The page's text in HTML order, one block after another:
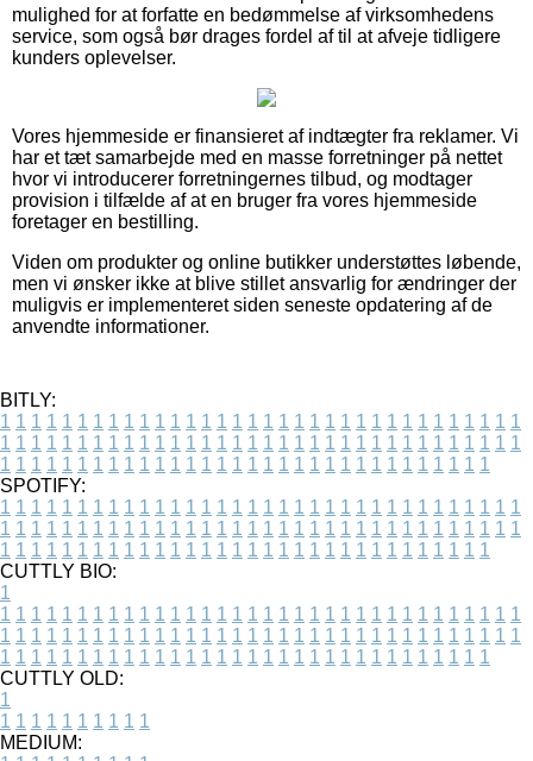
mulighed for at forfatte en bedømmelse af virksomhedens
service, som også bør drages fordel af til at afveje tidligere
kunders oplevelser.
Vores hjemmeside er finansieret af indtægter fra reklamer. Vi
har et tæt samarbejde med en masse forretninger på nettet
hvor vi introducerer forretningernes tilbud, og modtager
provision i tilfælde af at en bruger fra vores hjemmeside
foretager en bestilling.
Viden om produkter og online butikker understøttes løbende,
men vi ønsker ikke at blive stillet ansvarlig for ændringer der
muligvis er implementeret siden seneste opdatering af de
anvendte informationer.
BITLY:
1 1 1 1 1 1 1 1 1 1 1 1 1 1 1 1 1 1 1 1 1 1 1 1 1 1 1 1 1 1 1 1 1 1
1 1 1 1 1 1 1 1 1 1 1 1 1 1 1 1 1 1 1 1 1 1 1 1 1 1 1 1 1 1 1 1 1 1
1 1 1 1 1 1 1 1 1 1 1 1 1 1 1 1 1 1 1 1 1 1 1 1 1 1 1 1 1 1 1 1
SPOTIFY:
1 1 1 1 1 1 1 1 1 1 1 1 1 1 1 1 1 1 1 1 1 1 1 1 1 1 1 1 1 1 1 1 1 1
1 1 1 1 1 1 1 1 1 1 1 1 1 1 1 1 1 1 1 1 1 1 1 1 1 1 1 1 1 1 1 1 1 1
1 1 1 1 1 1 1 1 1 1 1 1 1 1 1 1 1 1 1 1 1 1 1 1 1 1 1 1 1 1 1 1
CUTTLY BIO:
1
1 1 1 1 1 1 1 1 1 1 1 1 1 1 1 1 1 1 1 1 1 1 1 1 1 1 1 1 1 1 1 1 1 1
1 1 1 1 1 1 1 1 1 1 1 1 1 1 1 1 1 1 1 1 1 1 1 1 1 1 1 1 1 1 1 1 1 1
1 1 1 1 1 1 1 1 1 1 1 1 1 1 1 1 1 1 1 1 1 1 1 1 1 1 1 1 1 1 1 1
CUTTLY OLD:
1
1 1 1 1 1 1 1 1 1 1
MEDIUM: